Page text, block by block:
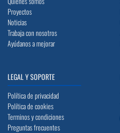
Proyectos
Noticias
Trabaja con nosotros
Ayúdanos a mejorar
LEGAL Y SOPORTE
Política de privacidad
Política de cookies
Terminos y condiciones
Preguntas frecuentes